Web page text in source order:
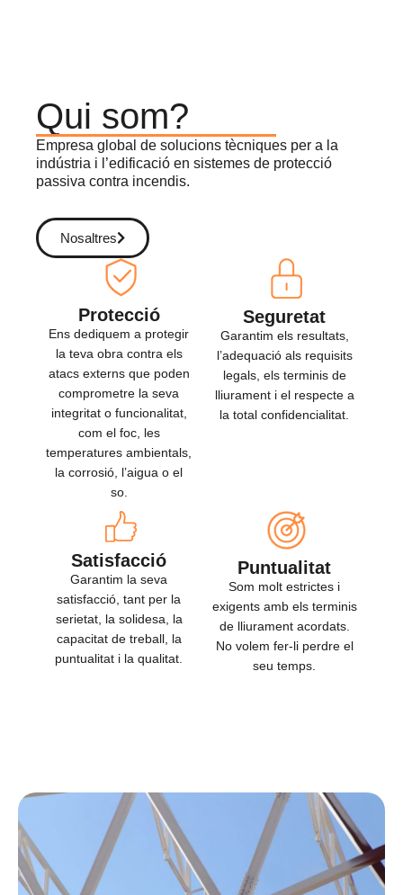
Qui som?
Empresa global de solucions tècniques per a la
indústria i l’edificació en sistemes de protecció
passiva contra incendis.
Nosaltres
Protecció
Ens dediquem a protegir
la teva obra contra els
atacs externs que poden
comprometre la seva
integritat o funcionalitat,
com el foc, les
temperatures ambientals,
la corrosió, l’aigua o el
so.
Seguretat
Garantim els resultats,
l’adequació als requisits
legals, els terminis de
lliurament i el respecte a
la total confidencialitat.
Satisfacció
Garantim la seva
satisfacció, tant per la
serietat, la solidesa, la
capacitat de treball, la
puntualitat i la qualitat.
Puntualitat
Som molt estrictes i
exigents amb els terminis
de lliurament acordats.
No volem fer-li perdre el
seu temps.